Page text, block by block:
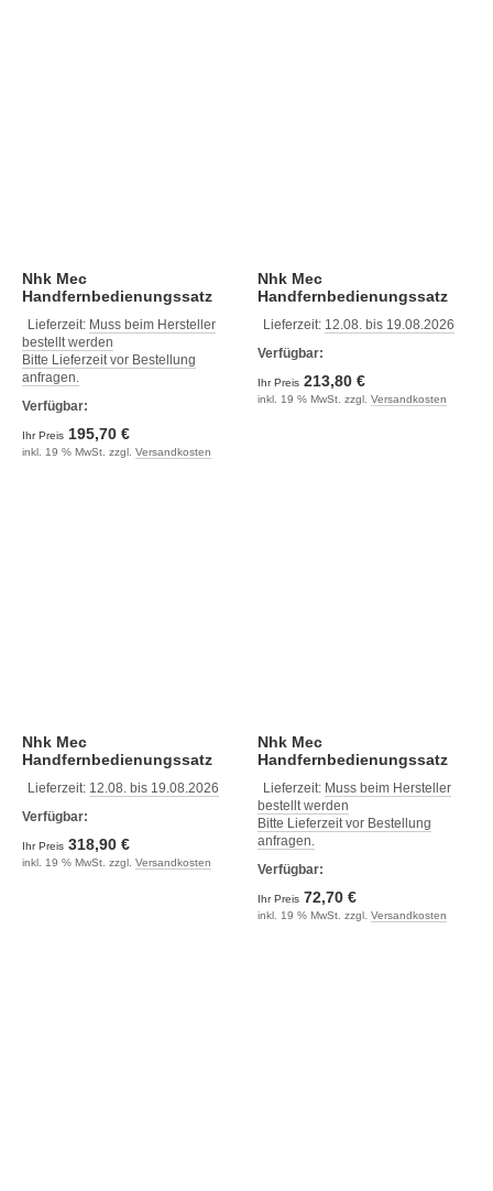
Nhk Mec
Handfernbedienungssatz
Lieferzeit: Muss beim Hersteller
bestellt werden
Bitte Lieferzeit vor Bestellung
anfragen.
Verfügbar:
Ihr Preis 195,70 €
inkl. 19 % MwSt. zzgl. Versandkosten
Nhk Mec
Handfernbedienungssatz
Lieferzeit: 12.08. bis 19.08.2026
Verfügbar:
Ihr Preis 213,80 €
inkl. 19 % MwSt. zzgl. Versandkosten
Nhk Mec
Handfernbedienungssatz
Lieferzeit: 12.08. bis 19.08.2026
Verfügbar:
Ihr Preis 318,90 €
inkl. 19 % MwSt. zzgl. Versandkosten
Nhk Mec
Handfernbedienungssatz
Lieferzeit: Muss beim Hersteller
bestellt werden
Bitte Lieferzeit vor Bestellung
anfragen.
Verfügbar:
Ihr Preis 72,70 €
inkl. 19 % MwSt. zzgl. Versandkosten